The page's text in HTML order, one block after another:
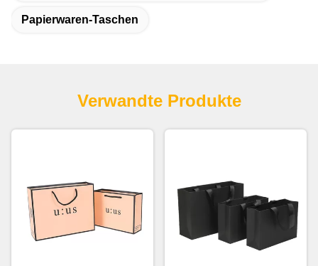
Papierwaren-Taschen
Verwandte Produkte